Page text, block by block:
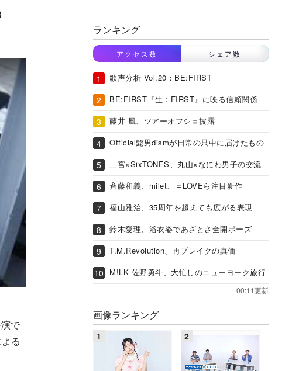
で
る
ランキング
アクセス数 シェア数
歌声分析 Vol.20：BE:FIRST
BE:FIRST『生：FIRST』に映る信頼関係
藤井 風、ツアーオフショ披露
Official髭男dismが日常の只中に届けたもの
二宮×SixTONES、丸山×なにわ男子の交流
斉藤和義、milet、＝LOVEら注目新作
福山雅治、35周年を超えても広がる表現
鈴木愛理、浴衣姿であざとさ全開ポーズ
T.M.Revolution、再ブレイクの真価
M!LK 佐野勇斗、大忙しのニューヨーク旅行
00:11更新
画像ランキング